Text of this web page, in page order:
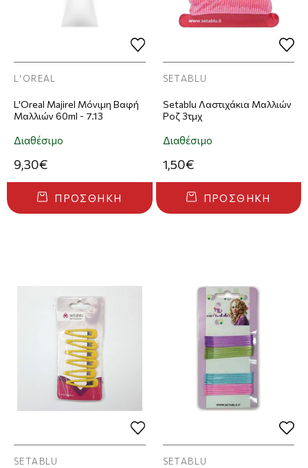
L'OREAL
L'Oreal Majirel Μόνιμη Βαφή
Μαλλιών 60ml - 7.13
Διαθέσιμο
9,30€
ΠΡΟΣΘΉΚΗ
SETABLU
Setablu Λαστιχάκια Μαλλιών
Ροζ 3τμχ
Διαθέσιμο
1,50€
ΠΡΟΣΘΉΚΗ
SETABLU SETABLU